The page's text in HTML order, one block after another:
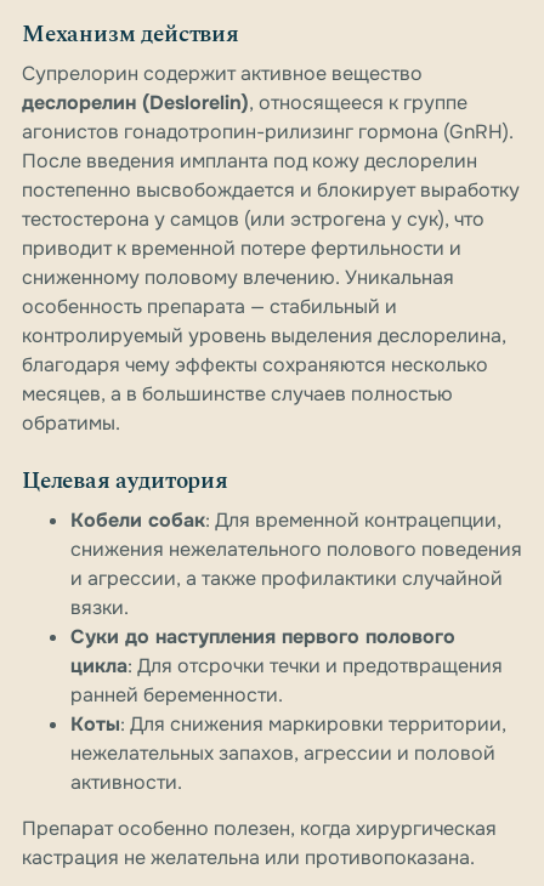
Механизм действия
Супрелорин содержит активное вещество
деслорелин (Deslorelin), относящееся к группе
агонистов гонадотропин-рилизинг гормона (GnRH).
После введения импланта под кожу деслорелин
постепенно высвобождается и блокирует выработку
тестостерона у самцов (или эстрогена у сук), что
приводит к временной потере фертильности и
сниженному половому влечению. Уникальная
особенность препарата — стабильный и
контролируемый уровень выделения деслорелина,
благодаря чему эффекты сохраняются несколько
месяцев, а в большинстве случаев полностью
обратимы.
Целевая аудитория
Кобели собак: Для временной контрацепции,
снижения нежелательного полового поведения
и агрессии, а также профилактики случайной
вязки.
Суки до наступления первого полового
цикла: Для отсрочки течки и предотвращения
ранней беременности.
Коты: Для снижения маркировки территории,
нежелательных запахов, агрессии и половой
активности.
Препарат особенно полезен, когда хирургическая
кастрация не желательна или противопоказана.